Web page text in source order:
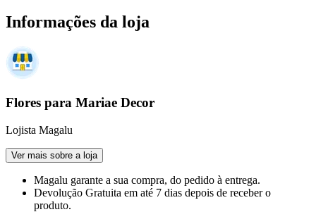
Informações da loja
Flores para Mariae Decor
Lojista Magalu
Ver mais sobre a loja
Magalu garante a sua compra, do pedido à entrega.
Devolução Gratuita em até 7 dias depois de receber o
produto.